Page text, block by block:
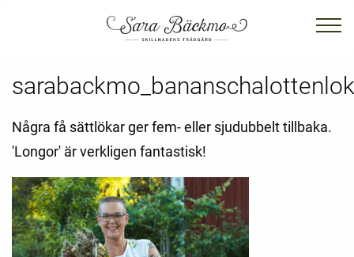
Några få sättlökar ger fem- eller sjudubbelt tillbaka.
'Longor' är verkligen fantastisk!